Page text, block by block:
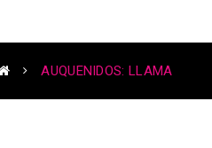
AUQUENIDOS: LLAMA